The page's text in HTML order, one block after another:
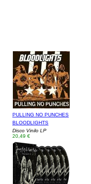
PULLING NO PUNCHES
BLOODLIGHTS
Disco Vinilo LP
20,49 €